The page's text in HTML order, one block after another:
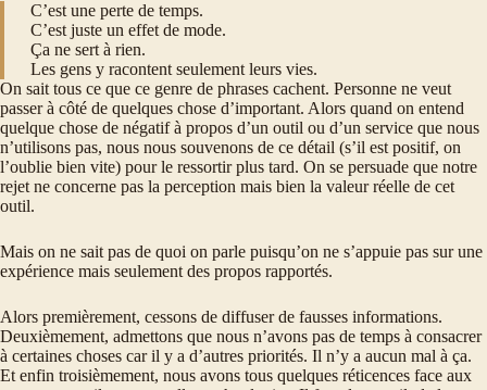
C’est une perte de temps.
C’est juste un effet de mode.
Ça ne sert à rien.
Les gens y racontent seulement leurs vies.
On sait tous ce que ce genre de phrases cachent. Personne ne veut
passer à côté de quelques chose d’important. Alors quand on entend
quelque chose de négatif à propos d’un outil ou d’un service que nous
n’utilisons pas, nous nous souvenons de ce détail (s’il est positif, on
l’oublie bien vite) pour le ressortir plus tard. On se persuade que notre
rejet ne concerne pas la perception mais bien la valeur réelle de cet
outil.
Mais on ne sait pas de quoi on parle puisqu’on ne s’appuie pas sur une
expérience mais seulement des propos rapportés.
Alors premièrement, cessons de diffuser de fausses informations.
Deuxièmement, admettons que nous n’avons pas de temps à consacrer
à certaines choses car il y a d’autres priorités. Il n’y a aucun mal à ça.
Et enfin troisièmement, nous avons tous quelques réticences face aux